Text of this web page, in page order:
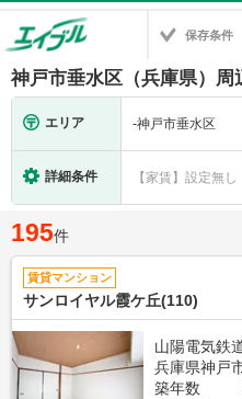
保存条件
神戸市垂水区（兵庫県）周
エリア -神戸市垂水区
詳細条件 【家賃】設定無し
195件
賃貸マンション
サンロイヤル霞ケ丘(110)
山陽電気鉄
兵庫県神戸
築年数